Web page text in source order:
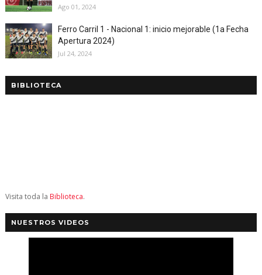
Ago 01, 2024
Ferro Carril 1 - Nacional 1: inicio mejorable (1a Fecha
Apertura 2024)
Jul 24, 2024
BIBLIOTECA
Visita toda la Biblioteca.
NUESTROS VIDEOS